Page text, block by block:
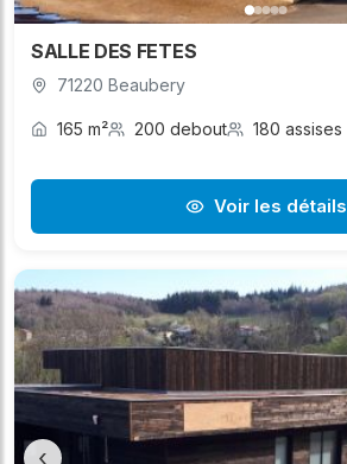
SALLE DES FETES
71220 Beaubery
165 m² 200 debout 180 assises
Voir les détails